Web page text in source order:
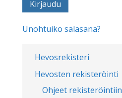
Hevosrekisteri
Hevosten rekisteröinti
Ohjeet rekisteröintiin
Unohtuiko salasana?